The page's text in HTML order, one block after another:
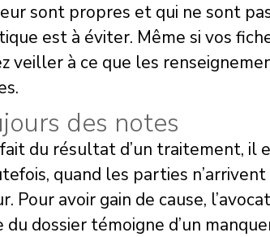
sont propres et qui ne sont
est à éviter. Même si vos
veiller à ce que les
des notes
du résultat d’un traitement, il
quand les parties n’arrivent
Pour avoir gain de cause,
dossier témoigne d’un